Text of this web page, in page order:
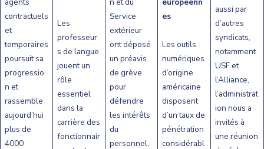
contractuels
et
temporaires
poursuit sa
progressio
n et
rassemble
aujourd’hui
plus de
4000
Les
professeur
s de langue
jouent un
rôle
essentiel
dans la
carrière des
fonctionnair
Service
extérieur
ont déposé
un préavis
de grève
pour
défendre
les intérêts
du
personnel,
es
Les outils
numériques
d’origine
américaine
disposent
d’un taux de
pénétration
considérabl
aussi par
d’autres
syndicats,
notamment
USF et
l’Alliance,
l’administrat
ion nous a
invités à
une réunion